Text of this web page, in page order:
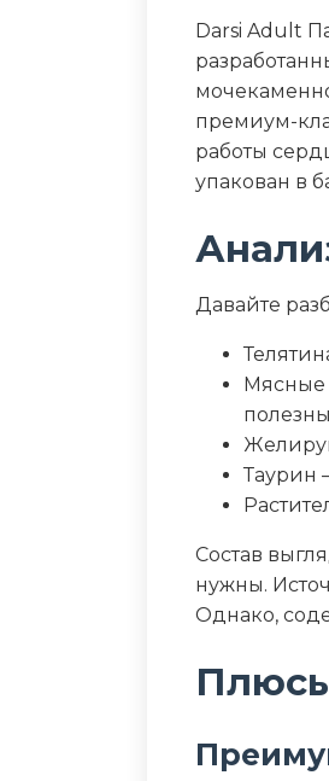
Белок (%)
Darsi Adult
премиум-
работы
упакован в
Давайте
Мясные
Таурин
Состав
нужны.
Однако,